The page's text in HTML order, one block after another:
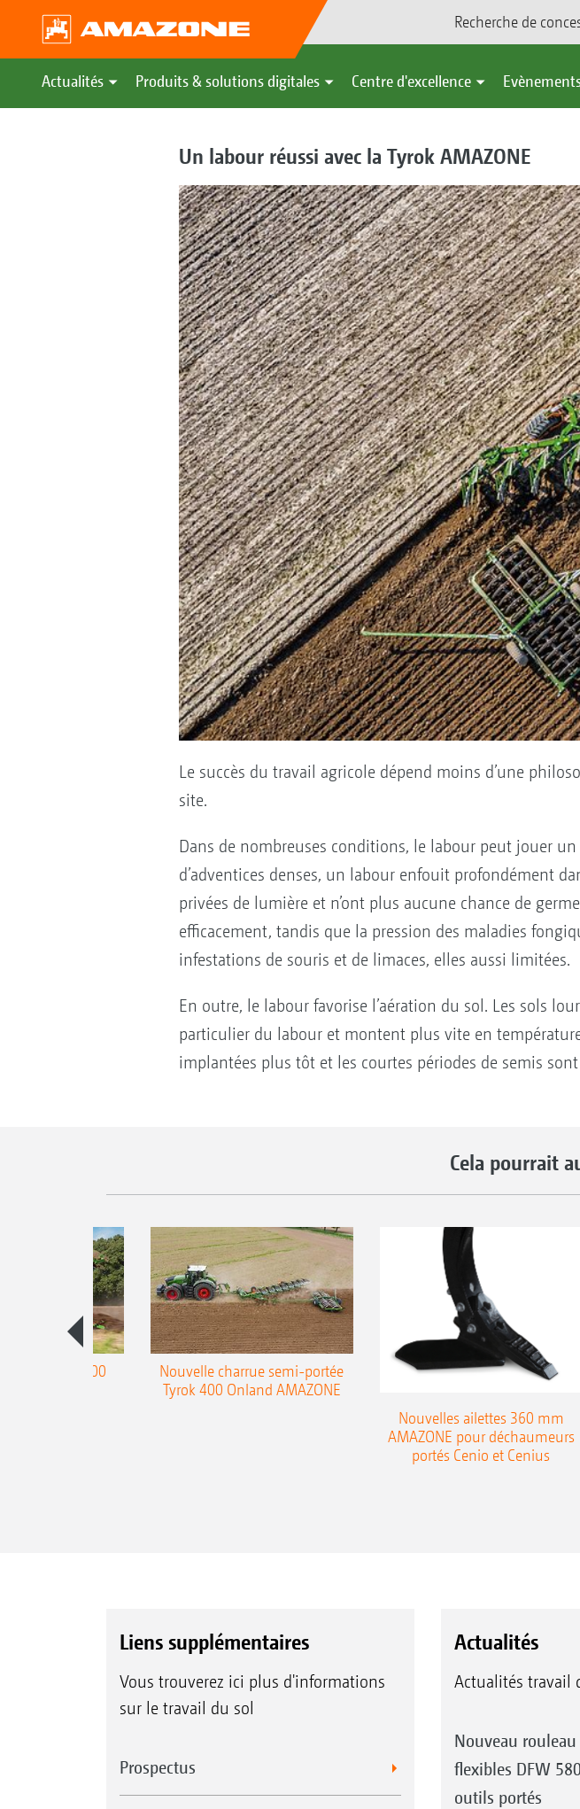
Recherche de
Actualités Produits & solutions digitales Centre d'excellence
Un labour réussi avec la Tyrok AMAZONE
Le succès du travail agricole dépend moins d’une
site.
Dans de nombreuses conditions, le labour peut jouer
d’adventices denses, un labour enfouit profondément
privées de lumière et n’ont plus aucune chance de
efficacement, tandis que la pression des maladies
infestations de souris et de limaces, elles aussi limitées.
En outre, le labour favorise l’aération du sol. Les sols
particulier du labour et montent plus vite en
implantées plus tôt et les courtes périodes de semis
Cela pourrait
Teres 300
Nouvelle charrue semi-portée
Tyrok 400 Onland AMAZONE
Nouvelles ailettes 360 mm
AMAZONE pour déchaumeurs
portés Cenio et Cenius
Liens supplémentaires
Vous trouverez ici plus d'informations
sur le travail du sol
Prospectus
Actualités
Actualités travail
Nouveau
flexibles DFW
outils portés